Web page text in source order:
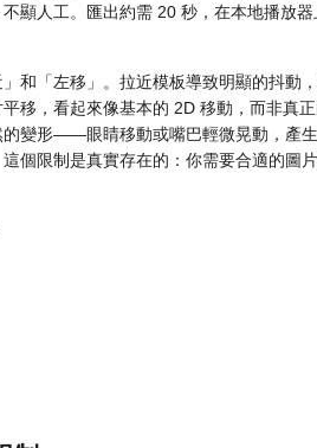
顯人工。匯出約需 20 秒，在本地播放
和「左移」。拉近模板導致明顯的抖動
移，看起來像基本的 2D 移動，而非真
變形——眼睛移動或嘴巴輕微晃動，產
個限制是真實存在的：你需要合適的圖